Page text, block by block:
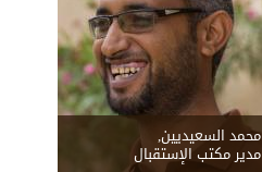
محمد السعيديين,
مدير مكتب الإستقبال